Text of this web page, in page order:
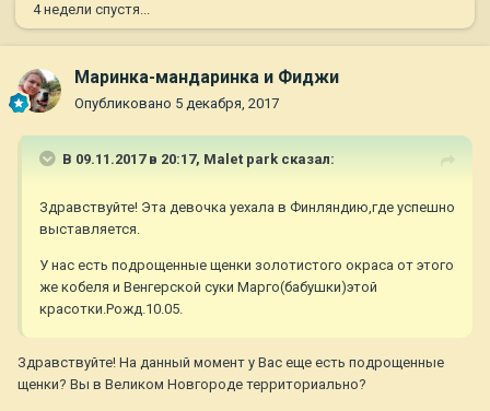
4 недели спустя...
Маринка-мандаринка и Фиджи
Опубликовано 5 декабря, 2017
В 09.11.2017 в 20:17, Malet park сказал:
Здравствуйте! Эта девочка уехала в Финляндию,где успешно
выставляется.
У нас есть подрощенные щенки золотистого окраса от этого
же кобеля и Венгерской суки Марго(бабушки)этой
красотки.Рожд.10.05.
Здравствуйте! На данный момент у Вас еще есть подрощенные
щенки? Вы в Великом Новгороде территориально?